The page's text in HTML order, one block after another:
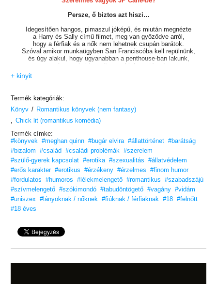
Persze, ő biztos azt hiszi…
Idegesítően hangos, pimaszul jóképű, és miután megnézte
a Harry és Sally című filmet, meg van győződve arról,
hogy a férfiak és a nők nem lehetnek csupán barátok.
Szóval amikor munkaügyben San Franciscóba kell repülnünk,
és úgy alakul, hogy ugyanabban a penthouse-ban lakunk,
szívesen bebizonyítom neki, hogy téved.
De a folyamatos flörtölése és kifinomult jó megjelenése miatt
Ez a lány.
Mert egyet biztosan tudok, hogy JP Cane téved.
A férfiak és a nők CSUPÁN barátok lehetnek,
és mi NEM vagyunk egymásnak teremtve.
TikTok-szenzáció! #BookTok, #OlvassEgyJót
„Vicces, romantikus, egyszerűen nem lehet letenni!”
— A. Miller, amazon.com
Ha egy könnyfakasztó romantikus történetre vágysz,
ez a könyv jó választás!
Szereted az érzéki, de tartalmas könyveket?
Vidd haza nyugodtan, tetszeni fog!
Felnőtt olvasóinknak
+ kinyit
Termék kategóriák:
Könyv / Romantikus könyvek (nem fantasy)
Chick lit (romantikus komédia)
Termék címke:
#könyvek #meghan quinn #bugár elvira #állattörténet #barátság
#bizalom
#család #családi problémák #szerelem
#szülő-gyerek kapcsolat #erotika #szexualitás
#állatvédelem
#erős karakter #erotikus #érzékeny #érzelmes
#finom humor
#fordulatos
#humoros #lélekmelengető #romantikus
#szabadszájú
#szívmelengető #szókimondó #tabudöntögető #vagány #vidám
#uniszex #lányoknak / nőknek #fiúknak / férfiaknak #18 #felnőtt
#18 éves